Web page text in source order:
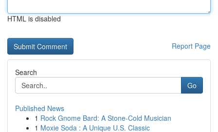
HTML is disabled
Report Page
Search
Go
Published News
1 Rock Gnome Bard: A Stone-Cold Musician
1 Moxie Soda : A Unique U.S. Classic